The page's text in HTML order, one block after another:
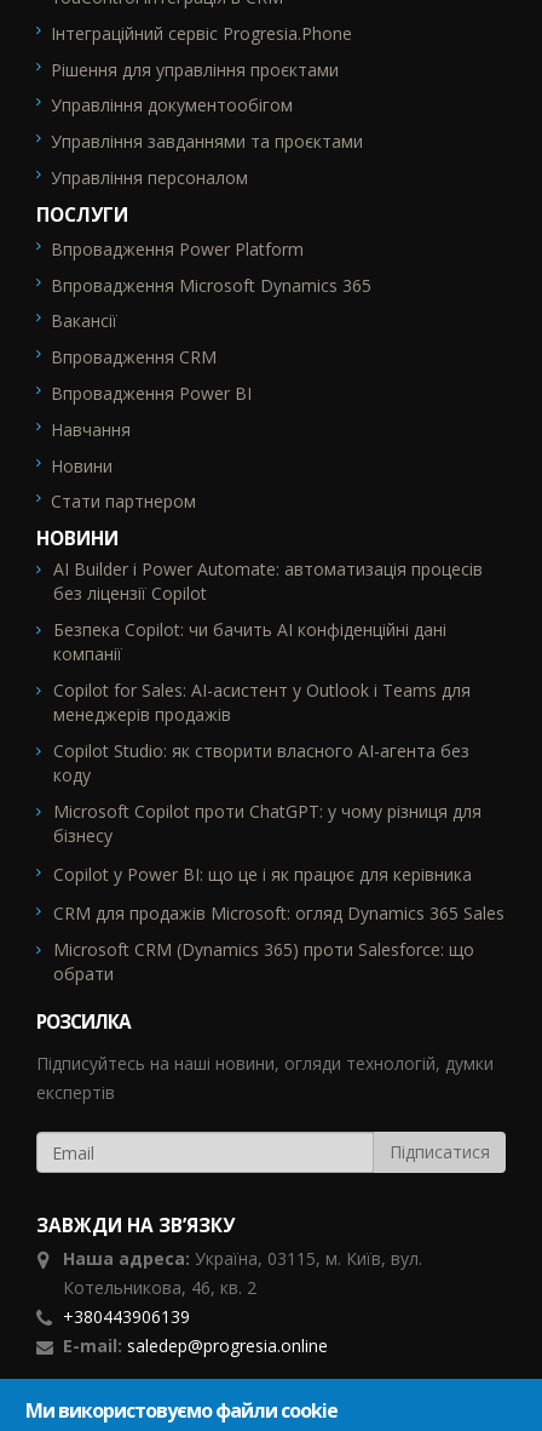
Інтеграційний сервіс Progresia.Phone
Рішення для управління проєктами
Управління документообігом
Управління завданнями та проєктами
Управління персоналом
ПОСЛУГИ
SEO_FTR2
Впровадження Power Platform
Впровадження Microsoft Dynamics 365
Вакансії
Впровадження CRM
Впровадження Power BI
Навчання
Новини
Стати партнером
НОВИНИ
AI Builder і Power Automate: автоматизація процесів
без ліцензії Copilot
Безпека Copilot: чи бачить AI конфіденційні дані
компанії
Copilot for Sales: AI-асистент у Outlook і Teams для
менеджерів продажів
Copilot Studio: як створити власного AI-агента без
коду
Microsoft Copilot проти ChatGPT: у чому різниця для
бізнесу
Copilot у Power BI: що це і як працює для керівника
CRM для продажів Microsoft: огляд Dynamics 365 Sales
Microsoft CRM (Dynamics 365) проти Salesforce: що
обрати
РОЗСИЛКА
Підписуйтесь на наші новини, огляди технологій, думки
експертів
ЗАВЖДИ НА ЗВ’ЯЗКУ
Наша адреса: Україна, 03115, м. Київ, вул.
Котельникова, 46, кв. 2
+380443906139
E-mail: saledep@progresia.online
ПІДПИСУЙСЯ
Ми використовуємо файли cookie